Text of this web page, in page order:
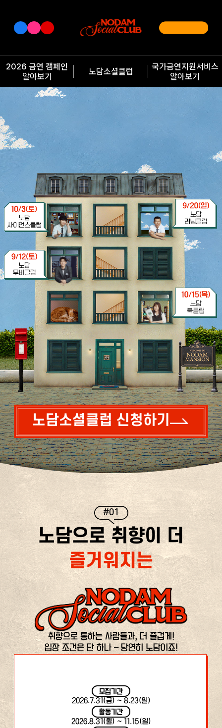
2026 금연 캠페인
알아보기
노담소셜클럽
국가금연지원서비스
알아보기
노담소셜클럽 신청하기
#01
노담으로 취향이 더
즐거워지는
취향으로 통하는 사람들과, 더 즐겁게!
입장 조건은 단 하나 – 당연히 노담이죠!
모집기간
2026.7.31(금) ~ 8.23(일)
활동기간
2026.8.31(월) ~ 11.15(일)